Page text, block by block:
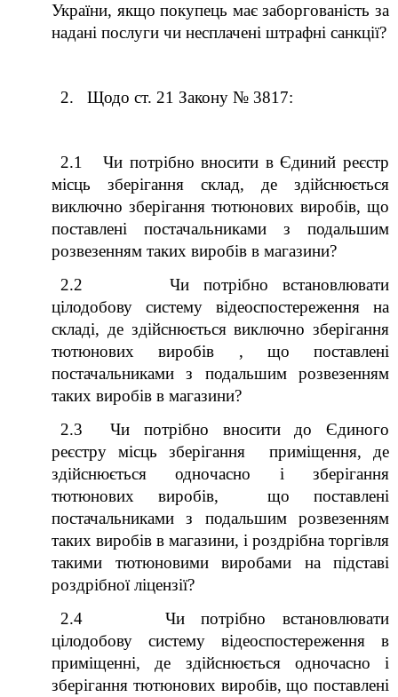
України, якщо покупець має заборгованість за
надані послуги чи несплачені штрафні санкції?
2. Щодо ст. 21 Закону № 3817:
2.1 Чи потрібно вносити в Єдиний реєстр
місць зберігання склад, де здійснюється
виключно зберігання тютюнових виробів, що
поставлені постачальниками з подальшим
розвезенням таких виробів в магазини?
2.2 Чи потрібно встановлювати
цілодобову систему відеоспостереження на
складі, де здійснюється виключно зберігання
тютюнових виробів , що поставлені
постачальниками з подальшим розвезенням
таких виробів в магазини?
2.3 Чи потрібно вносити до Єдиного
реєстру місць зберігання приміщення, де
здійснюється одночасно і зберігання
тютюнових виробів, що поставлені
постачальниками з подальшим розвезенням
таких виробів в магазини, і роздрібна торгівля
такими тютюновими виробами на підставі
роздрібної ліцензії?
2.4 Чи потрібно встановлювати
цілодобову систему відеоспостереження в
приміщенні, де здійснюється одночасно і
зберігання тютюнових виробів, що поставлені